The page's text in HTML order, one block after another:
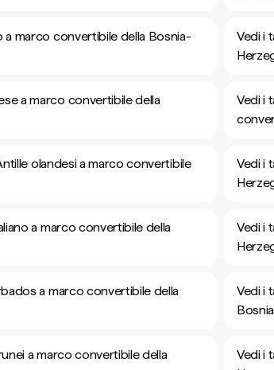
a marco convertibile della Bosnia-
Vedi i
a marco convertibile della
Vedi i
olandesi a marco convertibile
Vedi i
a marco convertibile della
Vedi i
a marco convertibile della
Vedi i
a marco convertibile della
Vedi i